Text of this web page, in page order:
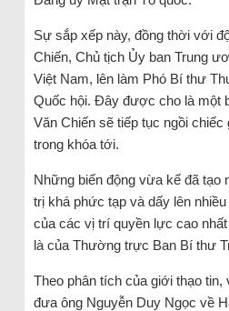
Sự sắp xếp này, đồng thời với
Chiến, Chủ tịch Ủy ban Trung
Việt Nam, lên làm Phó Bí thư
Quốc hội. Đây được cho là một
Văn Chiến sẽ tiếp tục ngồi chiếc
trong khóa tới.
Những biến động vừa kể đã tạo
trị khá phức tạp và dấy lên
của các vị trí quyền lực cao nhất
là của Thường trực Ban Bí thư
Theo phân tích của giới thạo
đưa ông Nguyễn Duy Ngọc về